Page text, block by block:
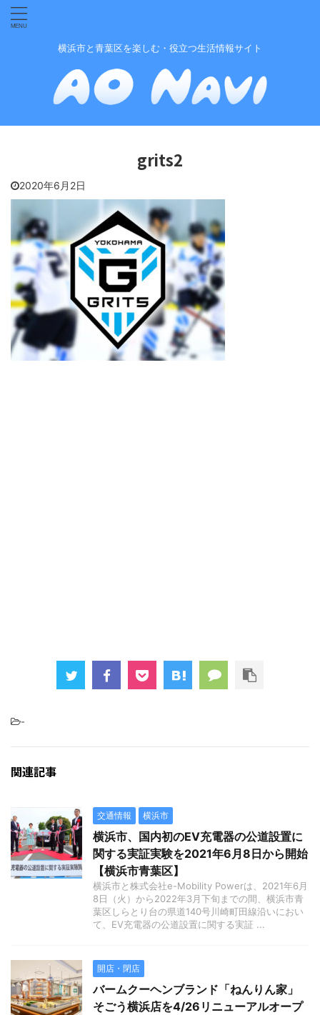
横浜市と青葉区を楽しむ・役立つ生活情報サイト
grits2
2020年6月2日
-
関連記事
交通情報 横浜市
横浜市、国内初のEV充電器の公道設置に
関する実証実験を2021年6月8日から開始
【横浜市青葉区】
横浜市と株式会社e-Mobility Powerは、2021年6月
8日（火）から2022年3月下旬までの間、横浜市青
葉区しらとり台の県道140号川崎町田線沿いにおい
て、EV充電器の公道設置に関する実証 ...
開店・閉店
バームクーヘンブランド「ねんりん家」
そごう横浜店を4/26リニューアルオープ